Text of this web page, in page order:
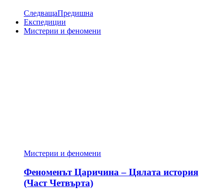
СледващаПредишна
Експедиции
Мистерии и феномени
Мистерии и феномени
Феноменът Царичина – Цялата история
(Част Четвърта)